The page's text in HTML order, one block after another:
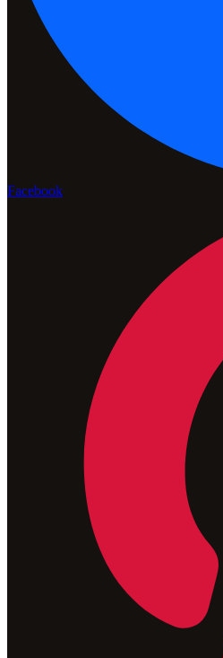
Facebook